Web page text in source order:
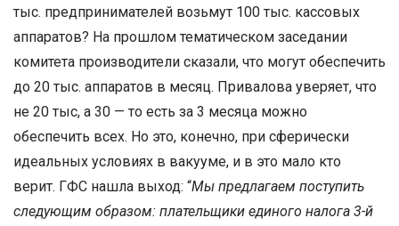
тыс. предпринимателей возьмут 100 тыс. кассовых
аппаратов? На прошлом тематическом заседании
комитета производители сказали, что могут обеспечить
до 20 тыс. аппаратов в месяц. Привалова уверяет, что
не 20 тыс, а 30 — то есть за 3 месяца можно
обеспечить всех. Но это, конечно, при сферически
идеальных условиях в вакууме, и в это мало кто
верит. ГФС нашла выход: “Мы предлагаем поступить
следующим образом: плательщики единого налога 3-й